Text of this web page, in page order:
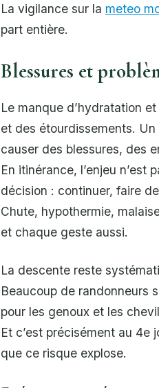
La vigilance sur la meteo
part entière.
Blessures et
Le manque d’hydratation
et des étourdissements.
causer des blessures, des
En itinérance, l’enjeu
décision : continuer, faire
Chute, hypothermie,
et chaque geste aussi.
La descente reste
Beaucoup de randonneurs
pour les genoux et les
Et c’est précisément au
que ce risque explose.